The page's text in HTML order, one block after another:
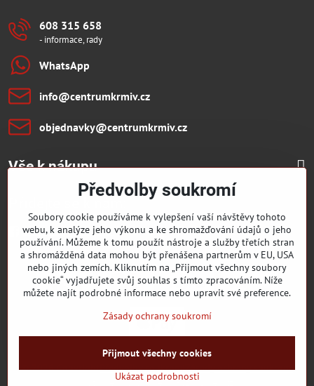
608 315 658
- informace, rady
WhatsApp
info​@centrumkrmiv​.cz
objednavky​@centrumkrmiv​.cz
Vše k nákupu
Facebook Youtube
©2026CopyrightPředvolby soukromíZásady ochrany soukromí
Vytvořeno systémem:ByznysWeb.cz
Předvolby soukromí
Soubory cookie používáme k vylepšení vaší návštěvy tohoto
webu, k analýze jeho výkonu a ke shromažďování údajů o jeho
používání. Můžeme k tomu použít nástroje a služby třetích stran
a shromážděná data mohou být přenášena partnerům v EU, USA
nebo jiných zemích. Kliknutím na „Přijmout všechny soubory
cookie“ vyjadřujete svůj souhlas s tímto zpracováním. Níže
můžete najít podrobné informace nebo upravit své preference.
Zásady ochrany soukromí
Ukázat podrobnosti
Přijmout všechny cookies